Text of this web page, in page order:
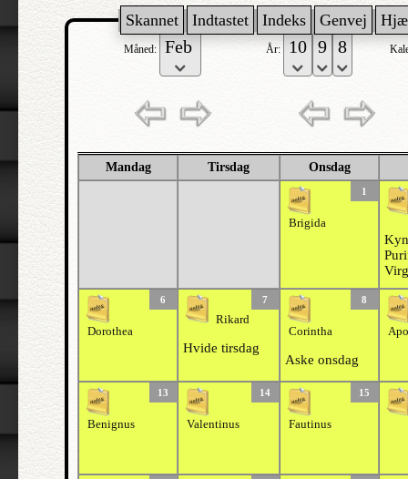
Skannet Indtastet Indeks Genvej
Måned: År:
Mandag Tirsdag Onsdag
1
Brigida
6
Dorothea
7
Rikard
Hvide tirsdag
8
Corintha
Aske onsdag
13
Benignus
14
Valentinus
15
Fautinus